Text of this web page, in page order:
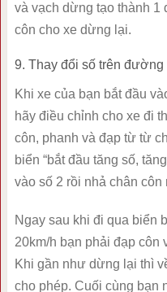
và vạch dừng tạo thành 1
côn cho xe dừng lại.
9. Thay đổi số trên đường
Khi xe của bạn bắt đầu
hãy điều chỉnh cho xe đi
côn, phanh và đạp từ từ
biển “bắt đầu tăng số,
vào số 2 rồi nhả chân côn
Ngay sau khi đi qua biển
20km/h bạn phải đạp côn
Khi gần như dừng lại thì
cho phép. Cuối cùng bạn